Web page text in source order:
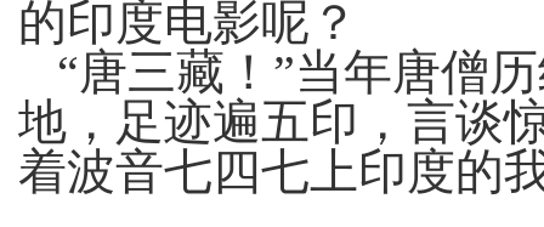
的印度电影呢？
“唐三藏！”当年唐僧
地，足迹遍五印，言谈
着波音七四七上印度的